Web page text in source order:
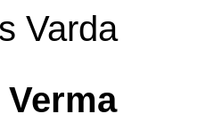
Varda